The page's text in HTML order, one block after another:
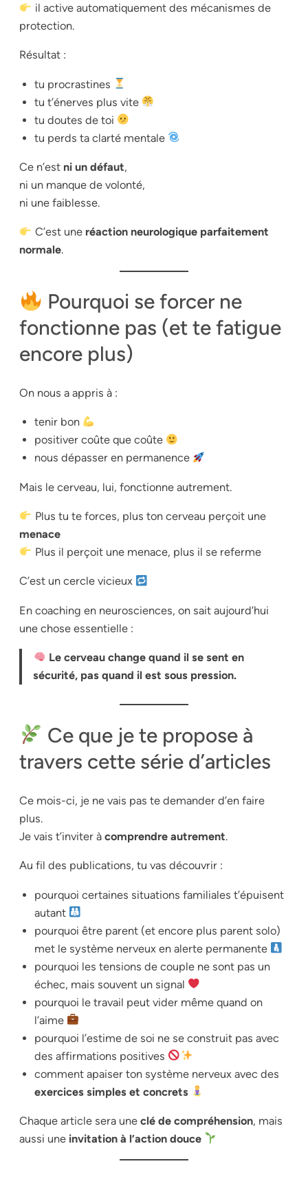
il active automatiquement des mécanismes de
protection.
Résultat :
tu procrastines
tu t’énerves plus vite
tu doutes de toi
tu perds ta clarté mentale
Ce n’est ni un défaut,
ni un manque de volonté,
ni une faiblesse.
C’est une réaction neurologique parfaitement
normale.
Pourquoi se forcer ne
fonctionne pas (et te fatigue
encore plus)
On nous a appris à :
tenir bon
positiver coûte que coûte
nous dépasser en permanence
Mais le cerveau, lui, fonctionne autrement.
Plus tu te forces, plus ton cerveau perçoit une
menace
Plus il perçoit une menace, plus il se referme
C’est un cercle vicieux
En coaching en neurosciences, on sait aujourd’hui
une chose essentielle :
Le cerveau change quand il se sent en
sécurité, pas quand il est sous pression.
Ce que je te propose à
travers cette série d’articles
Ce mois-ci, je ne vais pas te demander d’en faire
plus.
Je vais t’inviter à comprendre autrement.
Au fil des publications, tu vas découvrir :
pourquoi certaines situations familiales t’épuisent
autant
pourquoi être parent (et encore plus parent solo)
met le système nerveux en alerte permanente
pourquoi les tensions de couple ne sont pas un
échec, mais souvent un signal
pourquoi le travail peut vider même quand on
l’aime
pourquoi l’estime de soi ne se construit pas avec
des affirmations positives
comment apaiser ton système nerveux avec des
exercices simples et concrets
Chaque article sera une clé de compréhension, mais
aussi une invitation à l’action douce